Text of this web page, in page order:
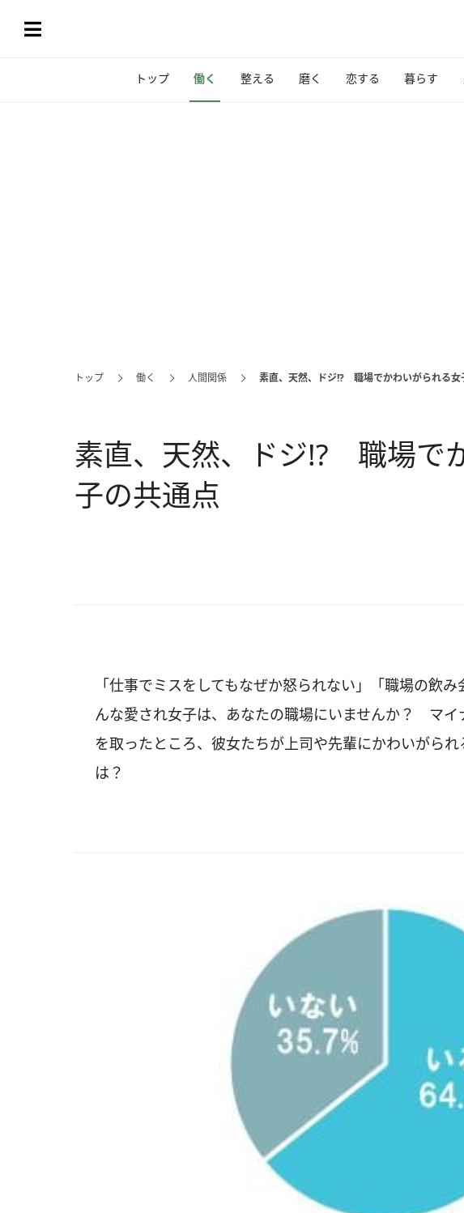
トップ 働く 整える 磨く 恋する 暮らす
トップ 働く 人間関係 素直、天然、ドジ!? 職場でかわいがられる女
素直、天然、ドジ!? 職場で
子の共通点
「仕事でミスをしてもなぜか怒られない」「職場の飲
んな愛され女子は、あなたの職場にいませんか？ マイ
を取ったところ、彼女たちが上司や先輩にかわいがら
は？